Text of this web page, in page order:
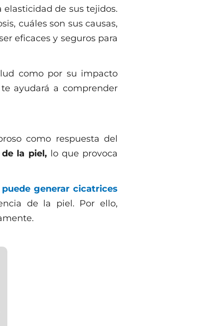
de sus tejidos.
cuáles son sus causas,
eficaces y seguros para
como por su impacto
ayudará a comprender
como respuesta del
la piel, lo que provoca
puede generar cicatrices
de la piel. Por ello,